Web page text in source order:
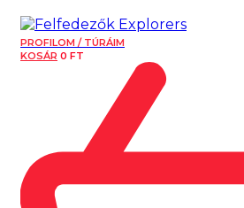
PROFILOM / TÚRÁIM
KOSÁR 0 FT